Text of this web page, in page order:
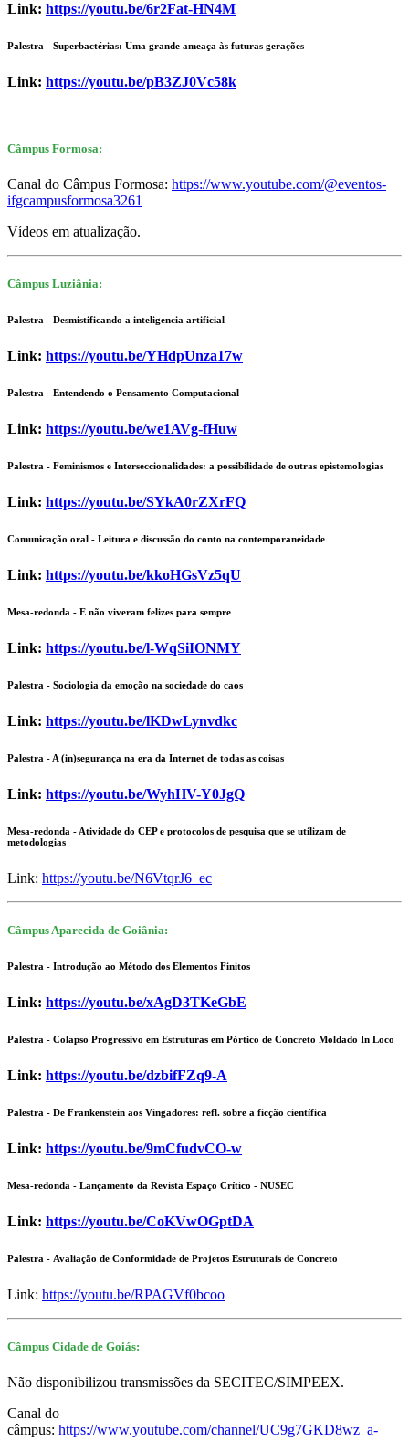
Link: https://youtu.be/6r2Fat-HN4M
Palestra - Superbactérias: Uma grande ameaça às futuras gerações
Link: https://youtu.be/pB3ZJ0Vc58k
Câmpus Formosa:
Canal do Câmpus Formosa: https://www.youtube.com/@eventos-
ifgcampusformosa3261
Vídeos em atualização.
Câmpus Luziânia:
Palestra - Desmistificando a inteligencia artificial
Link: https://youtu.be/YHdpUnza17w
Palestra - Entendendo o Pensamento Computacional
Link: https://youtu.be/we1AVg-fHuw
Palestra - Feminismos e Interseccionalidades: a possibilidade de outras epistemologias
Link: https://youtu.be/SYkA0rZXrFQ
Comunicação oral - Leitura e discussão do conto na contemporaneidade
Link: https://youtu.be/kkoHGsVz5qU
Mesa-redonda - E não viveram felizes para sempre
Link: https://youtu.be/l-WqSiIONMY
Palestra - Sociologia da emoção na sociedade do caos
Link: https://youtu.be/lKDwLynvdkc
Palestra - A (in)segurança na era da Internet de todas as coisas
Link: https://youtu.be/WyhHV-Y0JgQ
Mesa-redonda - Atividade do CEP e protocolos de pesquisa que se utilizam de
metodologias
Link: https://youtu.be/N6VtqrJ6_ec
Câmpus Aparecida de Goiânia:
Palestra - Introdução ao Método dos Elementos Finitos
Link: https://youtu.be/xAgD3TKeGbE
Palestra - Colapso Progressivo em Estruturas em Pórtico de Concreto Moldado In Loco
Link: https://youtu.be/dzbifFZq9-A
Palestra - De Frankenstein aos Vingadores: refl. sobre a ficção científica
Link: https://youtu.be/9mCfudvCO-w
Mesa-redonda - Lançamento da Revista Espaço Crítico - NUSEC
Link: https://youtu.be/CoKVwOGptDA
Palestra - Avaliação de Conformidade de Projetos Estruturais de Concreto
Link: https://youtu.be/RPAGVf0bcoo
Câmpus Cidade de Goiás:
Não disponibilizou transmissões da SECITEC/SIMPEEX.
Canal do
câmpus: https://www.youtube.com/channel/UC9g7GKD8wz_a-